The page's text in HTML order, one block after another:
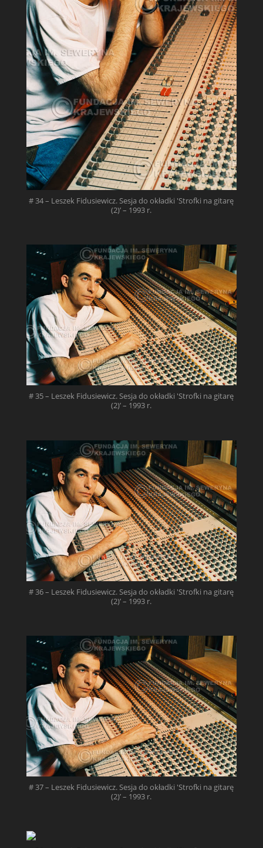
# 34 – Leszek Fidusiewicz. Sesja do okładki 'Strofki na gitarę
(2)’ – 1993 r.
# 35 – Leszek Fidusiewicz. Sesja do okładki 'Strofki na gitarę
(2)’ – 1993 r.
# 36 – Leszek Fidusiewicz. Sesja do okładki 'Strofki na gitarę
(2)’ – 1993 r.
# 37 – Leszek Fidusiewicz. Sesja do okładki 'Strofki na gitarę
(2)’ – 1993 r.